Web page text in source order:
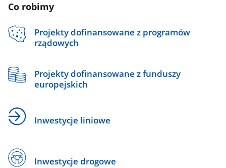
Co robimy
Projekty dofinansowane z programów
rządowych
Projekty dofinansowane z funduszy
europejskich
Inwestycje liniowe
Inwestycje drogowe